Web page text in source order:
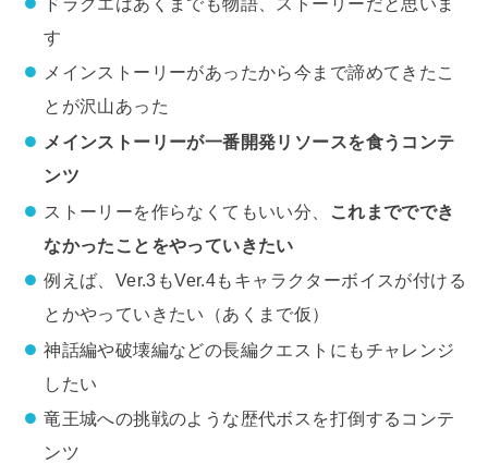
す
メインストーリーがあったから今まで諦めてきたこ
とが沢山あった
メインストーリーが一番開発リソースを食うコンテ
ンツ
ストーリーを作らなくてもいい分、
これまでででき
なかったことをやっていきたい
例えば、Ver.3もVer.4もキャラクターボイスが付ける
とかやっていきたい（あくまで仮）
神話編や破壊編などの長編クエストにもチャレンジ
したい
竜王城への挑戦のような歴代ボスを打倒するコンテ
ンツ